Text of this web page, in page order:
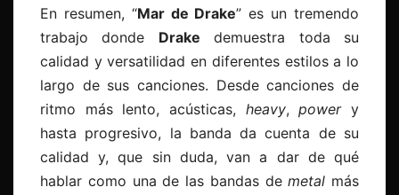
En resumen, “Mar de Drake” es un tremendo
trabajo donde Drake demuestra toda su
calidad y versatilidad en diferentes estilos a lo
largo de sus canciones. Desde canciones de
ritmo más lento, acústicas, heavy,powery
hasta progresivo, la banda da cuenta de su
calidad y, que sin duda, van a dar de qué
hablar como una de las bandas demetal más